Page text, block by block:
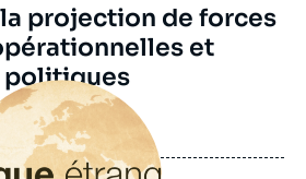
projection de forces
et
politiques